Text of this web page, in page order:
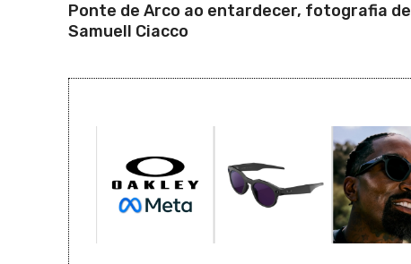
Ponte de Arco ao entardecer, fotografia de
Samuell Ciacco